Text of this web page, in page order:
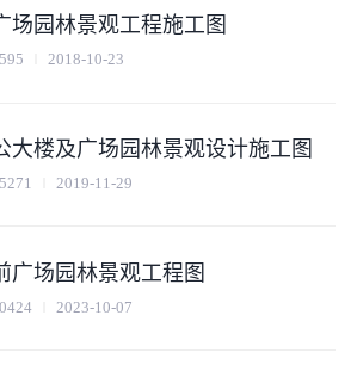
场园林景观工程施工图
2018-10-23
大楼及广场园林景观设计施工图
2019-11-29
广场园林景观工程图
2023-10-07